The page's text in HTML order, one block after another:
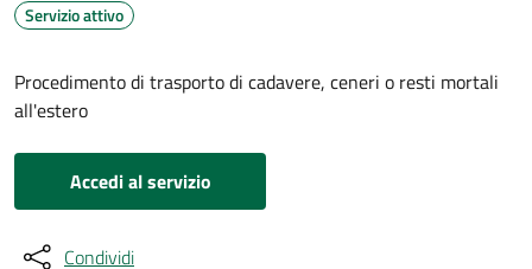
Servizio attivo
Procedimento di trasporto di cadavere, ceneri o resti mortali
all'estero
Accedi al servizio
Condividi